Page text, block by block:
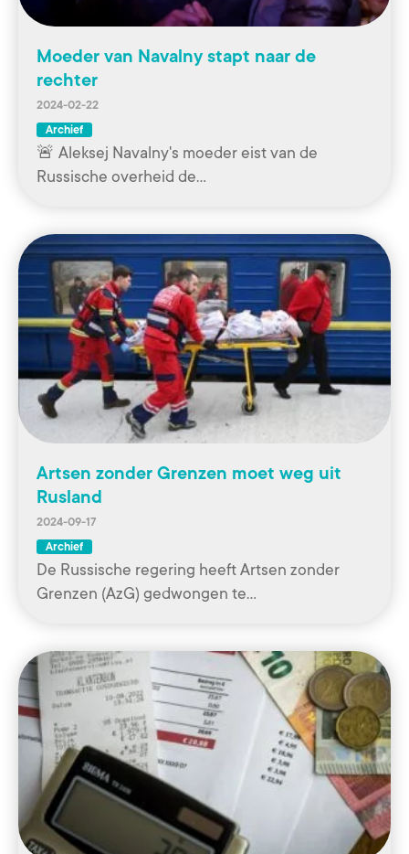
Moeder van Navalny stapt naar de
rechter
2024-02-22
Archief
🚨 Aleksej Navalny's moeder eist van de
Russische overheid de…
Artsen zonder Grenzen moet weg uit
Rusland
2024-09-17
Archief
De Russische regering heeft Artsen zonder
Grenzen (AzG) gedwongen te…